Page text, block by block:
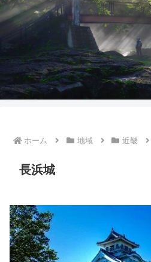
ホーム 地域 近畿
長浜城